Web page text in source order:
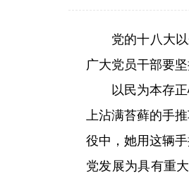
党的十八大
广大党员干部要
以民为本存
上沾满苔藓的手
役中，她用这辆
党发展为具有重